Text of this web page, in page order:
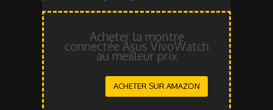
Acheter la montre
connectée Asus VivoWatch
au meilleur prix
ACHETER SUR AMAZON